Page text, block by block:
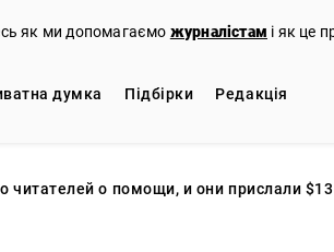
як ми допомагаємо журналістам і як це
думка Підбірки Редакцiя
читателей о помощи, и они прислали